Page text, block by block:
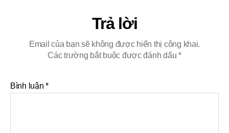
Trả lời
Email của bạn sẽ không được hiển thị công khai.
Các trường bắt buộc được đánh dấu*
Bình luận*